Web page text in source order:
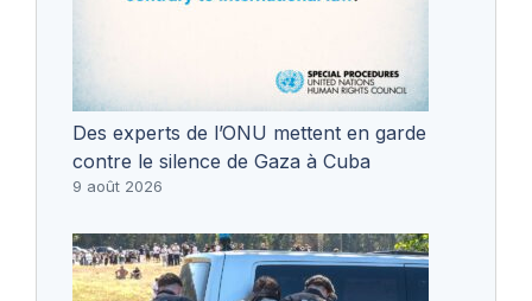
Des experts de l’ONU mettent en garde
contre le silence de Gaza à Cuba
9 août 2026